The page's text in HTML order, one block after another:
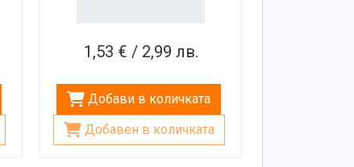
1,53 € / 2,99 лв.
Добави в количката
Добавен в количката